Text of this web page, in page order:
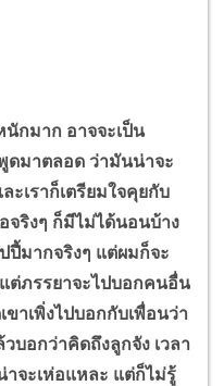
มาก อาจจะเป็น
ดมาตลอด ว่ามันน่าจะ
เราก็เตรียมใจคุยกับ
จริงๆ ก็มีไม่ได้นอนบ้าง
มากจริงๆ แต่ผมก็จะ
ต่ภรรยาจะไปบอกคนอื่น
ขาเพิ่งไปบอกกับเพื่อนว่า
อกว่าคิดถึงลูกจัง เวลา
จะเห่อแหละ แต่ก็ไม่รู้